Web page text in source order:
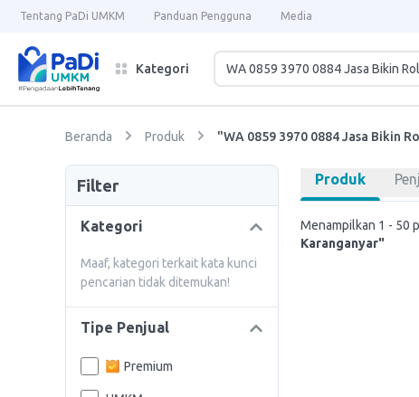
Tentang PaDi UMKM Panduan Pengguna Media
Kategori
Beranda Produk "WA 0859 3970 0884 Jasa Bikin
Filter
Kategori
Maaf, kategori terkait kata kunci
pencarian tidak ditemukan!
Tipe Penjual
Premium
Produk
Menampilkan 1 - 50
Karanganyar"